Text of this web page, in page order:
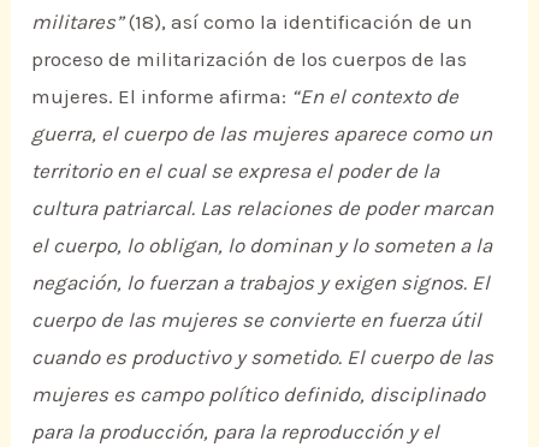
militares”(18), así como la identificación de un
proceso de militarización de los cuerpos de las
mujeres. El informe afirma: “En el contexto de
guerra, el cuerpo de las mujeres aparece como un
territorio en el cual se expresa el poder de la
cultura patriarcal. Las relaciones de poder marcan
el cuerpo, lo obligan, lo dominan y lo someten a la
negación, lo fuerzan a trabajos y exigen signos. El
cuerpo de las mujeres se convierte en fuerza útil
cuando es productivo y sometido. El cuerpo de las
mujeres es campo político definido, disciplinado
para la producción, para la reproducción y el